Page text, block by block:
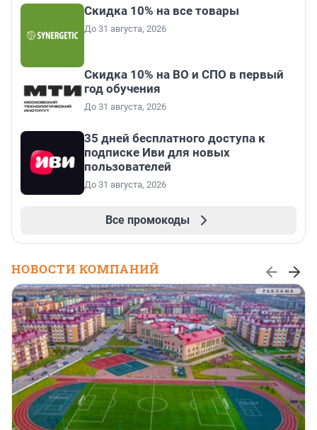
Скидка 10% на все товары
До 31 августа, 2026
Скидка 10% на ВО и СПО в первый
год обучения
До 31 августа, 2026
35 дней бесплатного доступа к
подписке Иви для новых
пользователей
До 31 августа, 2026
Все промокоды
НОВОСТИ КОМПАНИЙ